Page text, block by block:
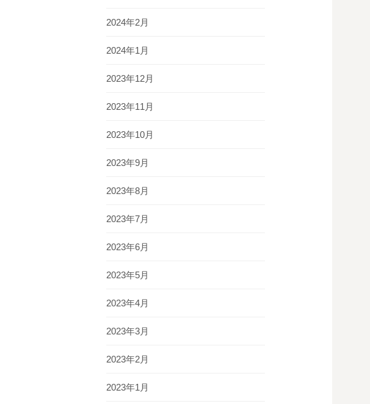
2024年2月
2024年1月
2023年12月
2023年11月
2023年10月
2023年9月
2023年8月
2023年7月
2023年6月
2023年5月
2023年4月
2023年3月
2023年2月
2023年1月